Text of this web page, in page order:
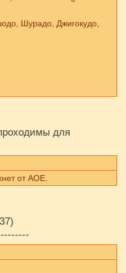
Шурадо, Джигокудо,
для
от АОЕ.